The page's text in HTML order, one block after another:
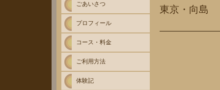
東京・向島
ごあいさつ
プロフィール
コース・料金
ご利用方法
体験記